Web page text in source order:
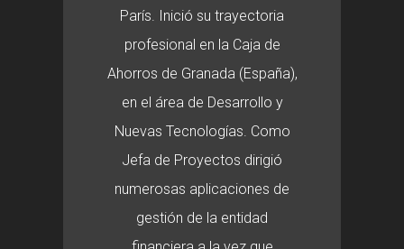
París. Inició su trayectoria
profesional en la Caja de
Ahorros de Granada (España),
en el área de Desarrollo y
Nuevas Tecnologías. Como
Jefa de Proyectos dirigió
numerosas aplicaciones de
gestión de la entidad